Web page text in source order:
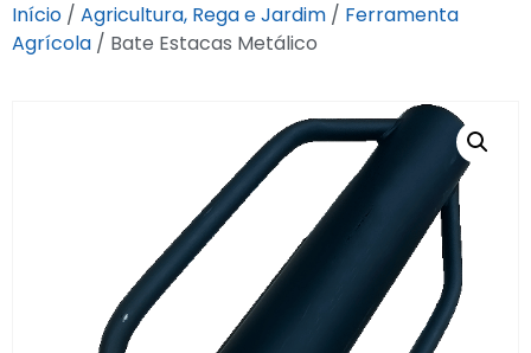
Sobre Nós
Recrutamento
Contactos
Entrar / Registar
Início / Agricultura, Rega e Jardim / Ferramenta
Agrícola / Bate Estacas Metálico